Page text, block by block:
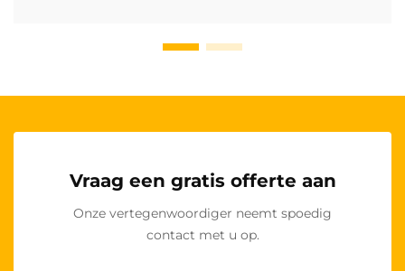
Vraag een gratis offerte aan
Onze vertegenwoordiger neemt spoedig
contact met u op.